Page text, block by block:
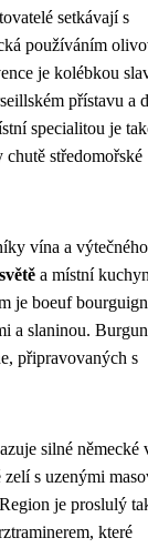
setkávají s
používáním
je kolébkou
přístavu a
specialitou je
středomořské
vína a
a místní
je boeuf
a slaninou.
připravovaných s
silné německé
zelí s uzenými
je proslulý
které